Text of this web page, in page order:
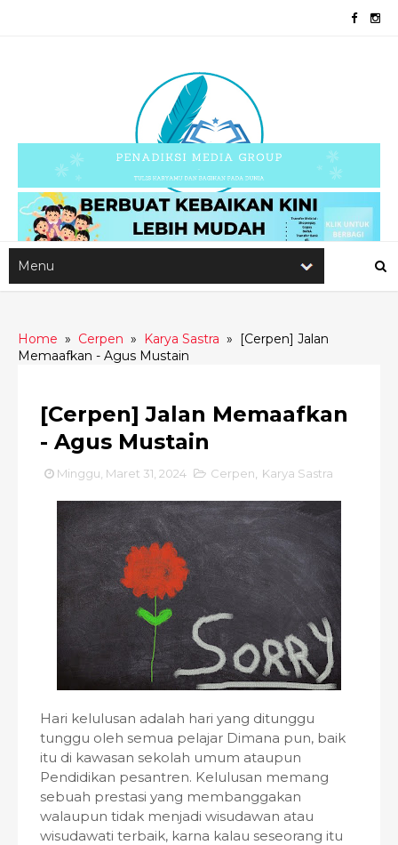
Home » Cerpen » Karya Sastra » [Cerpen] Jalan
Memaafkan - Agus Mustain
[Cerpen] Jalan Memaafkan
- Agus Mustain
Minggu, Maret 31, 2024 Cerpen Karya Sastra
Hari kelulusan adalah hari yang ditunggu
tunggu oleh semua pelajar Dimana pun, baik
itu di kawasan sekolah umum ataupun
Pendidikan pesantren. Kelulusan memang
sebuah prestasi yang membanggakan
walaupun tidak menjadi wisudawan atau
wisudawati terbaik, karna kalau seseorang itu